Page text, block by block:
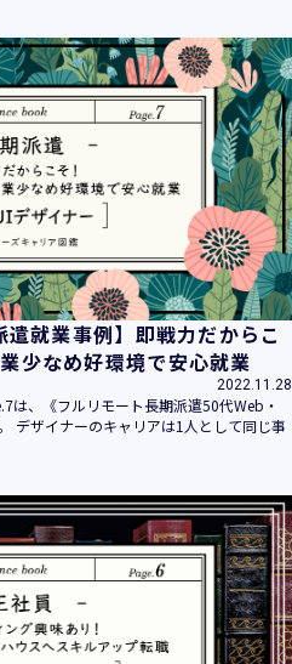
日休日を除く9:00～18:00）
社」といいます。）が取得する
る以下の情報をいいます。
スワード、ニックネーム、IPア
人を識別できる情報
でき、それにより特定の個人を
なるものを含みます。）
ビス（以下総称して「当社サー
て、お客様が、当社でご利用に
就業事例】即戦力だからこ
少なめ好環境で安心就業
2022.11.28
は、《フルリモート長期派遣50代Web・
デザイナーのキャリアは1人として同じ事